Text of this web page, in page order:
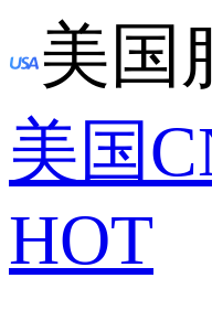
美国
美国
HOT